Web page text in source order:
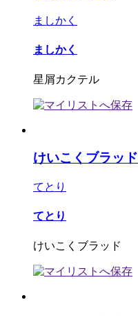
ましかく
ましかく
星屑カクテル
けいこくブラッド
てとり
てとり
けいこくブラッド